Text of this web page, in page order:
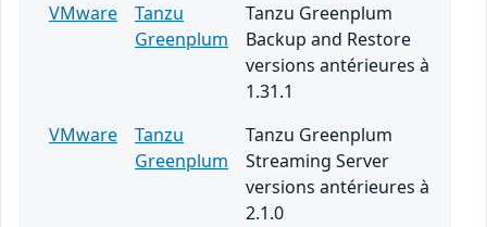
VMware
Tanzu
Greenplum
Tanzu Greenplum
Backup and Restore
versions antérieures à
1.31.1
VMware
Tanzu
Greenplum
Tanzu Greenplum
Streaming Server
versions antérieures à
2.1.0